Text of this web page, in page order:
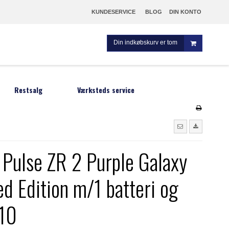
KUNDESERVICE BLOG DIN KONTO
Din indkøbskurv er tom
Restsalg Værksteds service
ZR 2 Purple Galaxy
Edition m/1 batteri og